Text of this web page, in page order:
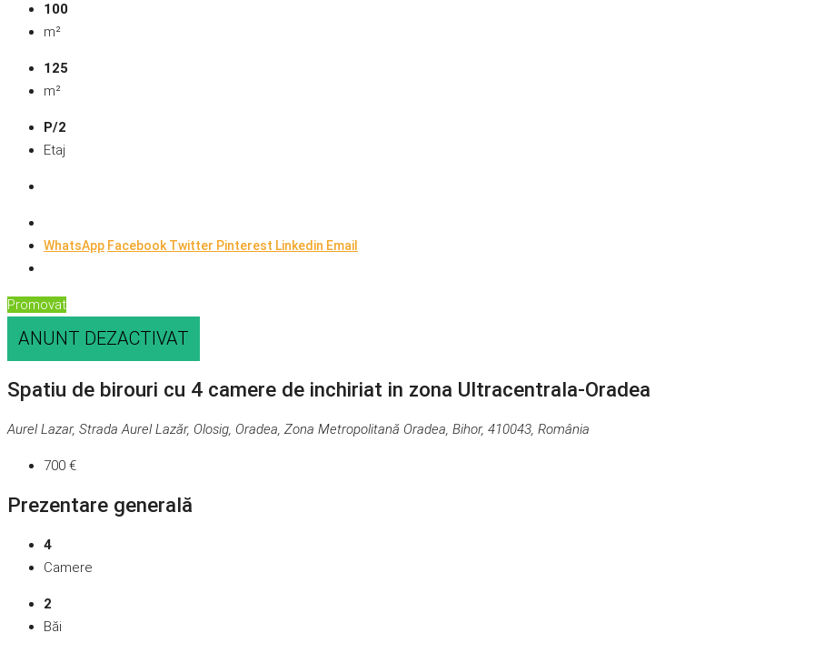
100
m²
125
m²
P/2
Etaj
WhatsApp FacebookTwitter Pinterest Linkedin Email
Promovat
ANUNT DEZACTIVAT
Spatiu de birouri cu 4 camere de inchiriat in zona Ultracentrala-Oradea
Aurel Lazar, Strada Aurel Lazăr, Olosig, Oradea, Zona Metropolitană Oradea, Bihor, 410043, România
700 €
Prezentare generală
4
Camere
2
Băi